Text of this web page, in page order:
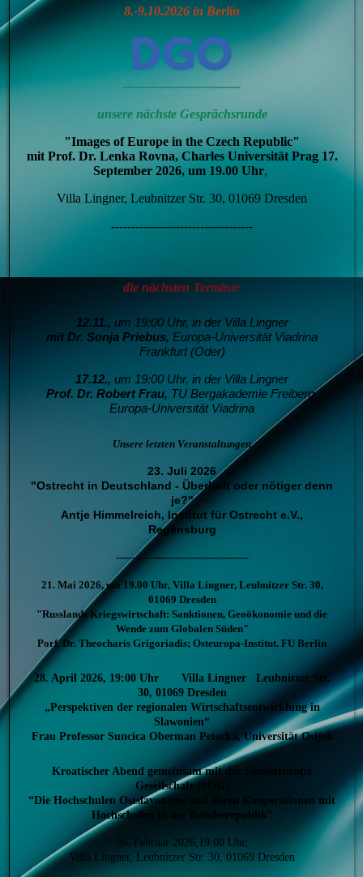
8.-9.10.2026 in Berlin
-----------------------------
unsere nächste Gesprächsrunde
"Images of Europe in the Czech Republic"
mit Prof. Dr. Lenka Rovna, Charles Universität Prag 17.
September 2026, um 19.00 Uhr,
Villa Lingner, Leubnitzer Str. 30, 01069 Dresden
-----------------------------------
die nächsten Termine:
12.11., um 19:00 Uhr, in der Villa Lingner
mit Dr. Sonja Priebus, Europa-Universität Viadrina
Frankfurt (Oder)
17.12., um 19:00 Uhr, in der Villa Lingner
Prof. Dr. Robert Frau, TU Bergakademie Freiberg,
Europa-Universität Viadrina
Unsere letzten Veranstaltungen
23. Juli 2026
"Ostrecht in Deutschland - Überholt oder nötiger denn
je?"
Antje Himmelreich, Institut für Ostrecht e.V.,
Regensburg
-----------------------------------------
21. Mai 2026, um 19.00 Uhr, Villa Lingner, Leubnitzer Str. 30,
01069 Dresden
"Russlands Kriegswirtschaft: Sanktionen, Geoökonomie und die
Wende zum Globalen Süden"
Porf. Dr. Theocharis Grigoriadis; Osteuropa-Institut. FU Berlin
28. April 2026, 19:00 Uhr Villa Lingner Leubnitzer Str.
30, 01069 Dresden
„Perspektiven der regionalen Wirtschaftsentwicklung in
Slawonien“
Frau Professor Suncica Oberman Peterka, Universität Osijek
Kroatischer Abend gemeinsam mit der Südosteuropa
Gesellschaft (SOG)
“Die Hochschulen Ostslavoniens und deren Kooperationen mit
Hochschulen in der Bundesrepublik”
26. Februar 2026,19:00 Uhr,
Villa Lingner, Leubnitzer Str. 30, 01069 Dresden